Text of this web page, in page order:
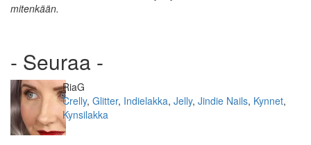
mitenkään.
- Seuraa -
Kirjoittaja
RiaG
Kategoriat
Crelly, Glitter, Indielakka, Jelly, Jindie Nails, Kynnet,
Kynsilakka